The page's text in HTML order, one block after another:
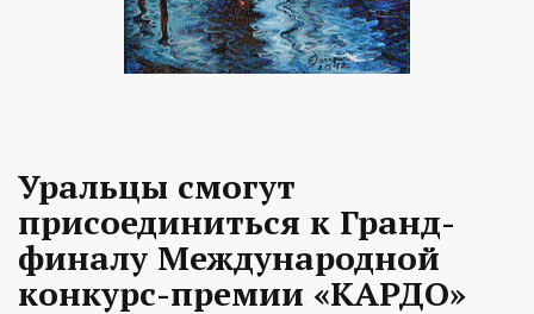
Уральцы смогут
присоединиться к Гранд-
финалу Международной
конкурс-премии «КАРДО»